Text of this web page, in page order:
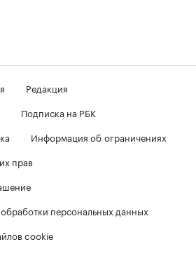
Редакция
Подписка на РБК
Информация об ограничениях
прав
персональных данных
cookie